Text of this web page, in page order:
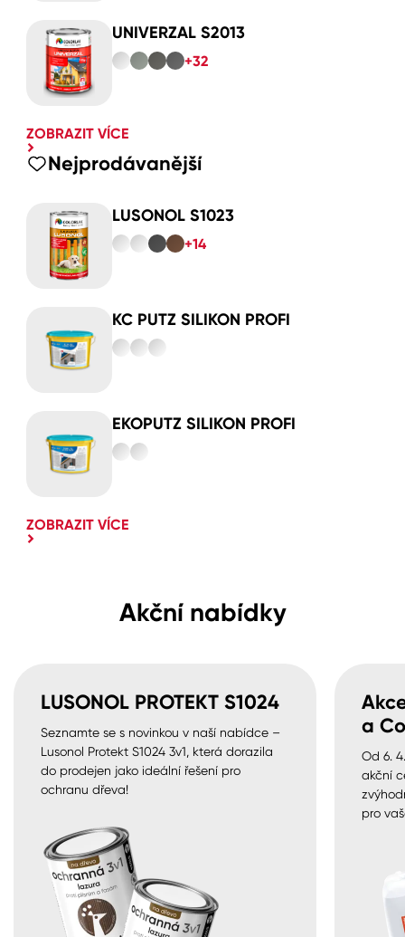
UNIVERZAL S2013
+32
ZOBRAZIT VÍCE
Nejprodávanější
LUSONOL S1023
+14
KC PUTZ SILIKON PROFI
EKOPUTZ SILIKON PROFI
ZOBRAZIT VÍCE
Akční nabídky
LUSONOL PROTEKT S1024
Seznamte se s novinkou v naší nabídce –
Lusonol Protekt S1024 3v1, která dorazila
do prodejen jako ideální řešení pro
ochranu dřeva!
a
Od 6.
akční
pro